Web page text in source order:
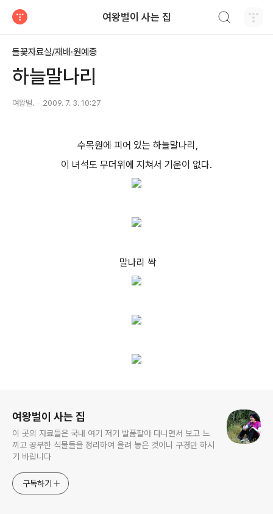
여왕벌이 사는 집
들꽃자료실/재배·원예종
하늘말나리
여왕벌. 2009. 7. 3. 10:27
수목원에 피어 있는 하늘말나리,
이 녀석도 무더위에 지쳐서 기운이 없다.
말나리 싹
여왕벌이 사는 집
이 곳의 자료들은 국내 여기 저기 발품팔아 다니면서 보고 느
끼고 공부한 식물들을 정리하여 올려 놓은 것이니 구경만 하시
기 바랍니다
구독하기